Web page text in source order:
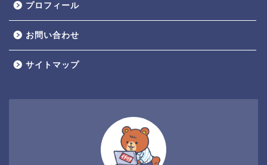
プロフィール
お問い合わせ
サイトマップ